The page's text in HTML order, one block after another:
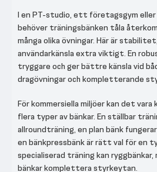
I en PT-studio, ett företagsgym
behöver träningsbänken tåla
många olika övningar. Här är
användarkänsla extra viktigt. En
tryggare och ger bättre känsla vid
dragövningar och kompletterande
För kommersiella miljöer kan det
flera typer av bänkar. En ställbar
allroundträning, en plan bänk
en bänkpressbänk är rätt val för en
specialiserad träning kan ryggbänkar,
bänkar komplettera styrkeytan.